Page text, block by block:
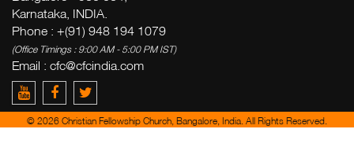
Karnataka, INDIA.
Phone : +(91) 948 194 1079
(Office Timings : 9:00 AM - 5:00 PM IST)
Email : cfc@cfcindia.com
© 2026 Christian Fellowship Church, Bangalore, India. All Rights Reserved.